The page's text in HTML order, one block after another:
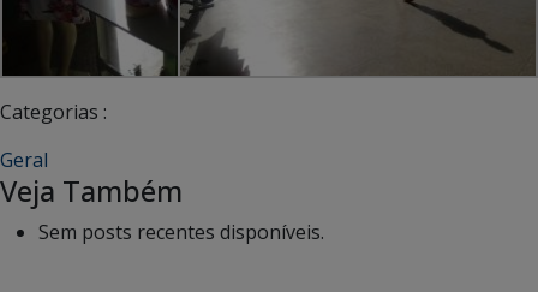
Categorias :
Geral
Veja Também
Sem posts recentes disponíveis.